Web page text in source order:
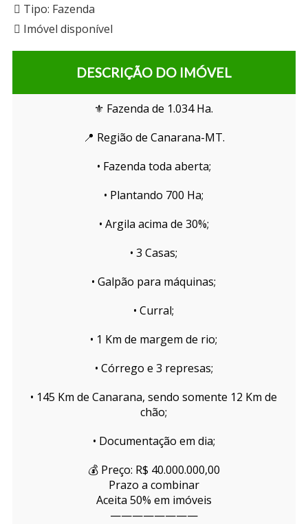
Tipo: Fazenda
Imóvel disponível
DESCRIÇÃO DO IMÓVEL
⚜️ Fazenda de 1.034 Ha.
📍 Região de Canarana-MT.
• Fazenda toda aberta;
• Plantando 700 Ha;
• Argila acima de 30%;
• 3 Casas;
• Galpão para máquinas;
• Curral;
• 1 Km de margem de rio;
• Córrego e 3 represas;
• 145 Km de Canarana, sendo somente 12 Km de
chão;
• Documentação em dia;
💰 Preço: R$ 40.000.000,00
Prazo a combinar
Aceita 50% em imóveis
————————